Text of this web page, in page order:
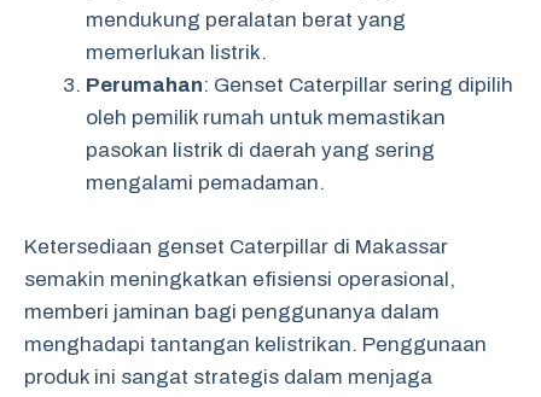
mendukung peralatan berat yang
memerlukan listrik.
Perumahan: Genset Caterpillar sering dipilih
oleh pemilik rumah untuk memastikan
pasokan listrik di daerah yang sering
mengalami pemadaman.
Ketersediaan genset Caterpillar di Makassar
semakin meningkatkan efisiensi operasional,
memberi jaminan bagi penggunanya dalam
menghadapi tantangan kelistrikan. Penggunaan
produk ini sangat strategis dalam menjaga